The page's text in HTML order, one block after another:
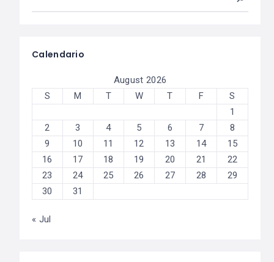
Calendario
August 2026
S
M T W T F
S
1
2
3 4 5 6 7
8
9
10 11 12 13 14
15
16
17 18 19 20 21
22
23
24 25 26 27 28
29
30
31
« Jul